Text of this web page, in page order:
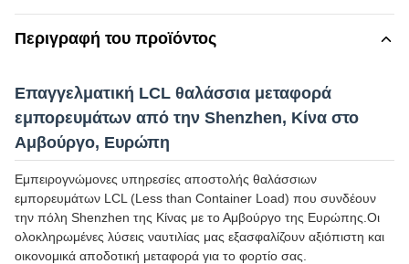
Περιγραφή του προϊόντος
Επαγγελματική LCL θαλάσσια μεταφορά
εμπορευμάτων από την Shenzhen, Κίνα στο
Αμβούργο, Ευρώπη
Εμπειρογνώμονες υπηρεσίες αποστολής θαλάσσιων
εμπορευμάτων LCL (Less than Container Load) που συνδέουν
την πόλη Shenzhen της Κίνας με το Αμβούργο της Ευρώπης.Οι
ολοκληρωμένες λύσεις ναυτιλίας μας εξασφαλίζουν αξιόπιστη και
οικονομικά αποδοτική μεταφορά για το φορτίο σας.